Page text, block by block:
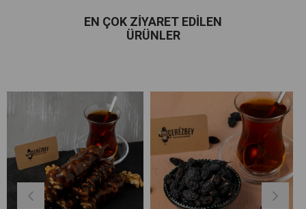
EN ÇOK ZIYARET EDILEN
ÜRÜNLER